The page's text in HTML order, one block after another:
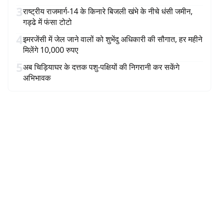
3राष्ट्रीय राजमार्ग-14 के किनारे बिजली खंभे के नीचे धंसी जमीन,
गड्ढे में फंसा टोटो
4इमरजेंसी में जेल जाने वालों को शुभेंदु अधिकारी की सौगात, हर महीने
मिलेंगे 10,000 रुपए
5अब चिड़ियाघर के दत्तक पशु-पक्षियों की निगरानी कर सकेंगे
अभिभावक